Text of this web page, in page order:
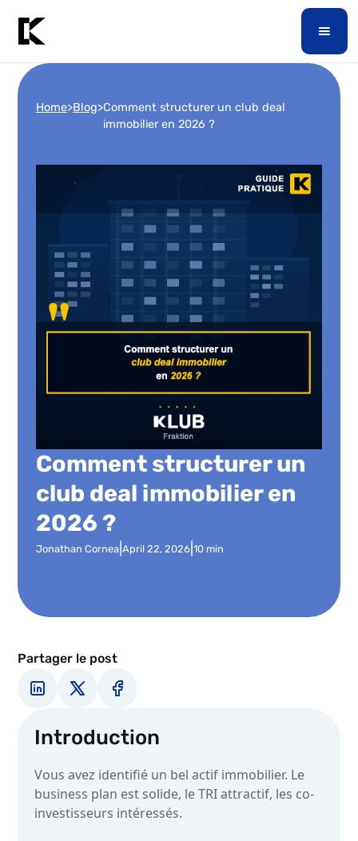
Home>Blog>Comment structurer un club deal
immobilier en 2026 ?
Comment structurer un
club deal immobilier en
2026 ?
Jonathan Cornea| April 22, 2026| 10 min
Partager le post
Introduction
Vous avez identifié un bel actif immobilier. Le
business plan est solide, le TRI attractif, les co-
investisseurs intéressés.